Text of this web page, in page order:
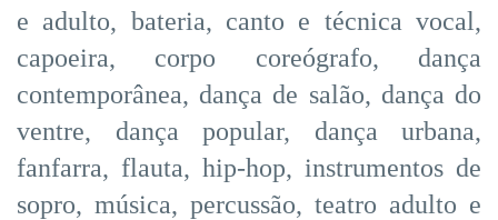
e adulto, bateria, canto e técnica vocal,
capoeira, corpo coreógrafo, dança
contemporânea, dança de salão, dança do
ventre, dança popular, dança urbana,
fanfarra, flauta, hip-hop, instrumentos de
sopro, música, percussão, teatro adulto e